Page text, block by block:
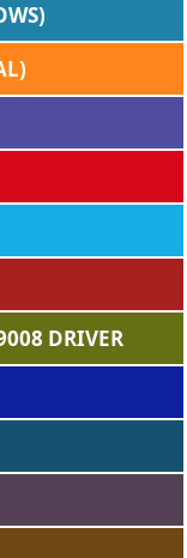
DRIVER